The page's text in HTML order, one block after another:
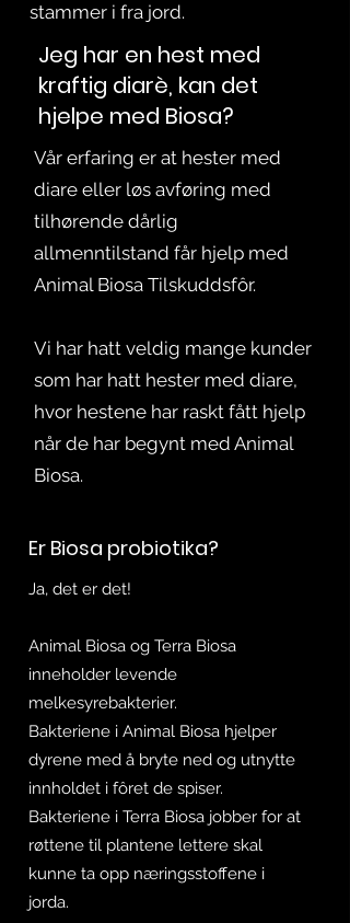
stammer i fra jord.
Jeg har en hest med
kraftig diarè, kan det
hjelpe med Biosa?
Vår erfaring er at hester med
diare eller løs avføring med
tilhørende dårlig
allmenntilstand får hjelp med
Animal Biosa Tilskuddsfôr.
Vi har hatt veldig mange kunder
som har hatt hester med diare,
hvor hestene har raskt fått hjelp
når de har begynt med Animal
Biosa.
Er Biosa probiotika?
Ja, det er det!
Animal Biosa og Terra Biosa
inneholder levende
melkesyrebakterier.
Bakteriene i Animal Biosa hjelper
dyrene med å bryte ned og utnytte
innholdet i fôret de spiser.
Bakteriene i Terra Biosa jobber for at
røttene til plantene lettere skal
kunne ta opp næringsstoffene i
jorda.